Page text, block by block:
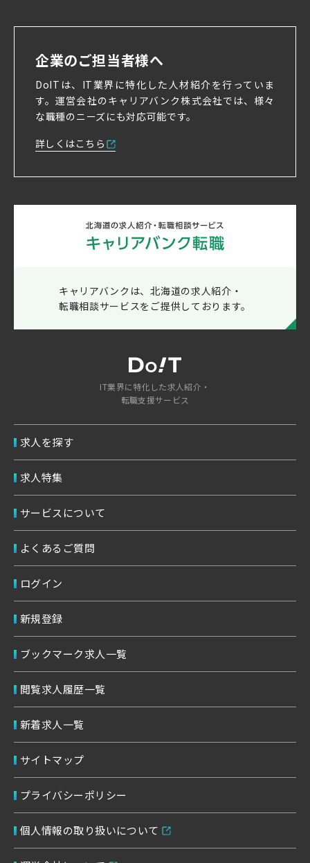
企業のご担当者様へ
DoITは、IT業界に特化した人材紹介を行っていま
す。運営会社のキャリアバンク株式会社では、様々
な職種のニーズにも対応可能です。
詳しくはこちら
キャリアバンクは、北海道の求人紹介・
転職相談サービスをご提供しております。
IT業界に特化した求人紹介・
転職支援サービス
求人を探す
求人特集
サービスについて
よくあるご質問
ログイン
新規登録
ブックマーク求人一覧
閲覧求人履歴一覧
新着求人一覧
サイトマップ
プライバシーポリシー
個人情報の取り扱いについて